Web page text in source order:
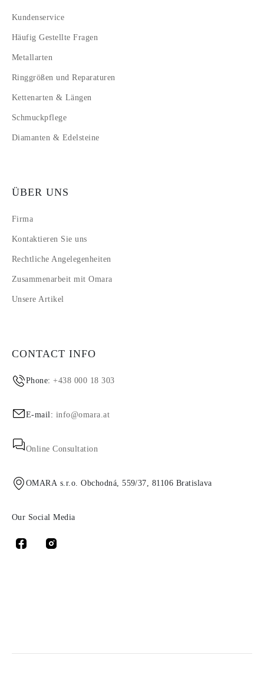
Kundenservice
Häufig Gestellte Fragen
Metallarten
Ringgrößen und Reparaturen
Kettenarten & Längen
Schmuckpflege
Diamanten & Edelsteine
ÜBER UNS
Firma
Kontaktieren Sie uns
Rechtliche Angelegenheiten
Zusammenarbeit mit Omara
Unsere Artikel
CONTACT INFO
Phone:+438 000 18 303
E-mail: info@omara.at
Online Consultation
OMARA s.r.o. Obchodná, 559/37, 81106 Bratislava
Our Social Media